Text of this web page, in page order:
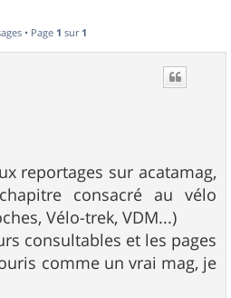
• Page 1 sur 1
reportages sur acatamag,
consacré au vélo
Vélo-trek, VDM...)
consultables et les pages
comme un vrai mag, je